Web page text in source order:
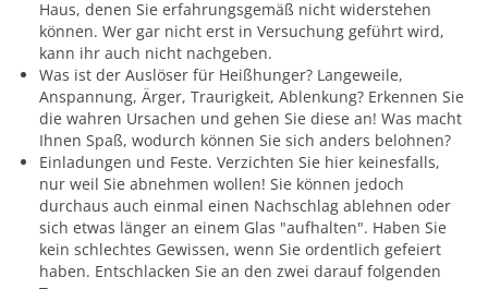
Haus, denen Sie erfahrungsgemäß nicht widerstehen
können. Wer gar nicht erst in Versuchung geführt wird,
kann ihr auch nicht nachgeben.
Was ist der Auslöser für Heißhunger? Langeweile,
Anspannung, Ärger, Traurigkeit, Ablenkung? Erkennen Sie
die wahren Ursachen und gehen Sie diese an! Was macht
Ihnen Spaß, wodurch können Sie sich anders belohnen?
Einladungen und Feste. Verzichten Sie hier keinesfalls,
nur weil Sie abnehmen wollen! Sie können jedoch
durchaus auch einmal einen Nachschlag ablehnen oder
sich etwas länger an einem Glas "aufhalten". Haben Sie
kein schlechtes Gewissen, wenn Sie ordentlich gefeiert
haben. Entschlacken Sie an den zwei darauf folgenden